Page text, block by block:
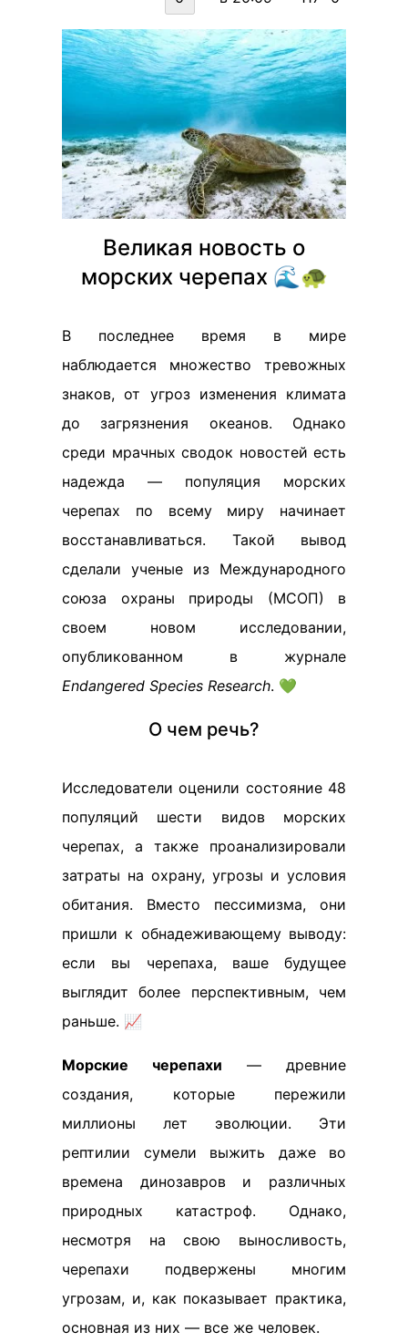
Великая новость о
морских черепах 🌊🐢
В последнее время в мире
наблюдается множество тревожных
знаков, от угроз изменения климата
до загрязнения океанов. Однако
среди мрачных сводок новостей есть
надежда — популяция морских
черепах по всему миру начинает
восстанавливаться. Такой вывод
сделали ученые из Международного
союза охраны природы (МСОП) в
своем новом исследовании,
опубликованном в журнале
Endangered Species Research. 💚
О чем речь?
Исследователи оценили состояние 48
популяций шести видов морских
черепах, а также проанализировали
затраты на охрану, угрозы и условия
обитания. Вместо пессимизма, они
пришли к обнадеживающему выводу:
если вы черепаха, ваше будущее
выглядит более перспективным, чем
раньше. 📈
Морские черепахи — древние
создания, которые пережили
миллионы лет эволюции. Эти
рептилии сумели выжить даже во
времена динозавров и различных
природных катастроф. Однако,
несмотря на свою выносливость,
черепахи подвержены многим
угрозам, и, как показывает практика,
основная из них — все же человек.